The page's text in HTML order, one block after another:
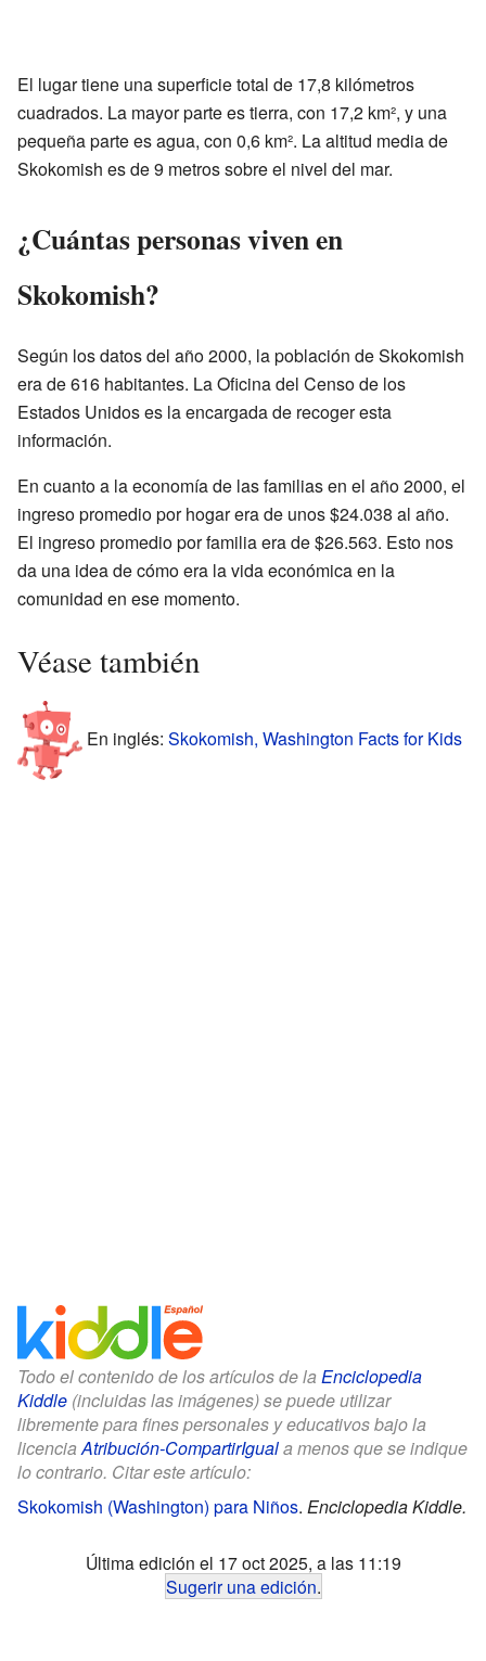
El lugar tiene una superficie total de 17,8 kilómetros
cuadrados. La mayor parte es tierra, con 17,2 km², y una
pequeña parte es agua, con 0,6 km². La altitud media de
Skokomish es de 9 metros sobre el nivel del mar.
¿Cuántas personas viven en
Skokomish?
Según los datos del año 2000, la población de Skokomish
era de 616 habitantes. La Oficina del Censo de los
Estados Unidos es la encargada de recoger esta
información.
En cuanto a la economía de las familias en el año 2000, el
ingreso promedio por hogar era de unos $24.038 al año.
El ingreso promedio por familia era de $26.563. Esto nos
da una idea de cómo era la vida económica en la
comunidad en ese momento.
Véase también
En inglés: Skokomish, Washington Facts for Kids
Todo el contenido de los artículos de la Enciclopedia
Kiddle (incluidas las imágenes) se puede utilizar
libremente para fines personales y educativos bajo la
licenciaAtribución-CompartirIguala menos que se indique
lo contrario. Citar este artículo:
Skokomish (Washington) para Niños. Enciclopedia Kiddle.
Última edición el 17 oct 2025, a las 11:19
Sugerir una edición.